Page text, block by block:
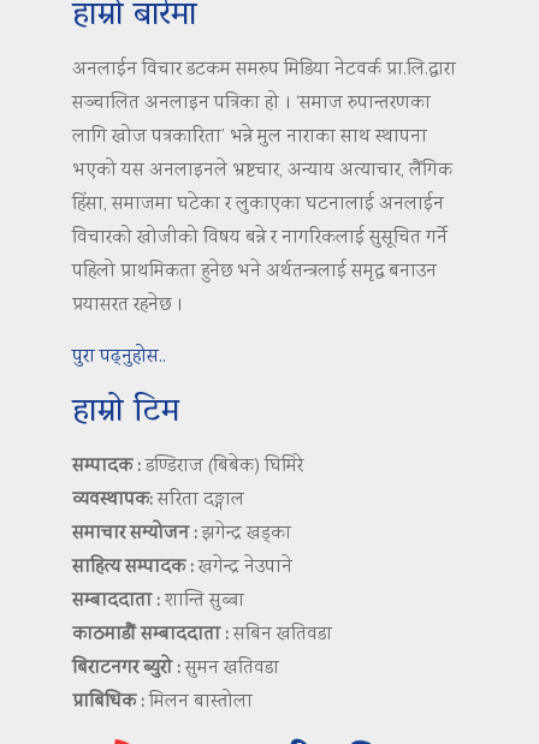
हाम्रो बारेमा
अनलाईन विचार डटकम समरुप मिडिया नेटवर्क प्रा.लि.द्वारा
सञ्चालित अनलाइन पत्रिका हो । ‘समाज रुपान्तरणका
लागि खोज पत्रकारिता’ भन्ने मुल नाराका साथ स्थापना
भएको यस अनलाइनले भ्रष्टचार, अन्याय अत्याचार, लैंगिक
हिंसा, समाजमा घटेका र लुकाएका घटनालाई अनलाईन
विचारको खोजीको विषय बन्ने र नागरिकलाई सुसूचित गर्ने
पहिलो प्राथमिकता हुनेछ भने अर्थतन्त्रलाई समृद्ध बनाउन
प्रयासरत रहनेछ ।
पुरा पढ्नुहोस..
हाम्रो टिम
सम्पादक :डण्डिराज (बिबेक) घिमिरे
व्यवस्थापक:सरिता दङ्गाल
समाचार सम्योजन :झगेन्द्र खड्का
साहित्य सम्पादक :खगेन्द्र नेउपाने
सम्बाददाता :शान्ति सुब्बा
काठमाडौं सम्बाददाता :सबिन खतिवडा
बिराटनगर ब्युरो :सुमन खतिवडा
प्राबिधिक :मिलन बास्तोला